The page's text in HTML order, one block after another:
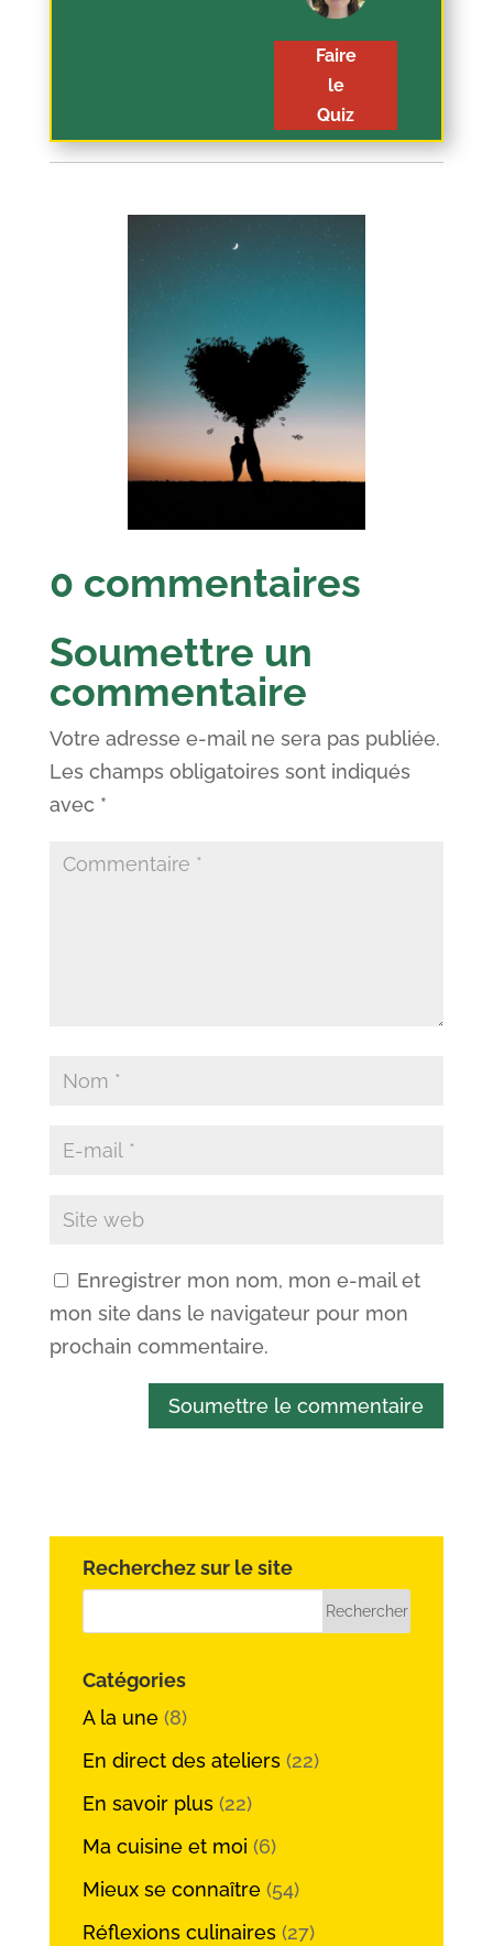
Faire
le
Quiz
0 commentaires
Soumettre un
commentaire
Votre adresse e-mail ne sera pas publiée.
Les champs obligatoires sont indiqués
avec *
Enregistrer mon nom, mon e-mail et
mon site dans le navigateur pour mon
prochain commentaire.
Soumettre le commentaire
Recherchez sur le site
Catégories
A la une(8)
En direct des ateliers(22)
En savoir plus(22)
Ma cuisine et moi (6)
Mieux se connaître(54)
Réflexions culinaires(27)